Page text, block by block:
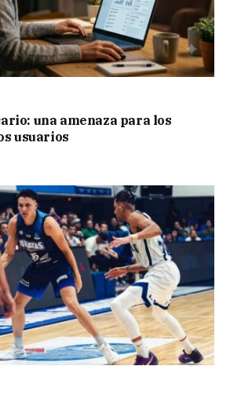
una amenaza para los
usuarios